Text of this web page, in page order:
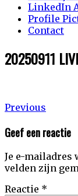
LinkedIn
Profile
Contact
20250911
Bericht
navigatie
Previous
Geef een reactie
Je e-mailadres
velden zijn
Reactie *